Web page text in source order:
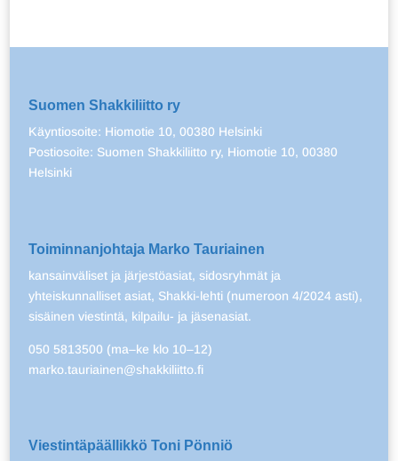
Suomen Shakkiliitto ry
Käyntiosoite: Hiomotie 10, 00380 Helsinki
Postiosoite: Suomen Shakkiliitto ry, Hiomotie 10, 00380
Helsinki
Toiminnanjohtaja Marko Tauriainen
kansainväliset ja järjestöasiat, sidosryhmät ja
yhteiskunnalliset asiat, Shakki-lehti (numeroon 4/2024 asti),
sisäinen viestintä, kilpailu- ja jäsenasiat.
050 5813500 (ma–ke klo 10–12)
marko.tauriainen@shakkiliitto.fi
Viestintäpäällikkö Toni Pönniö